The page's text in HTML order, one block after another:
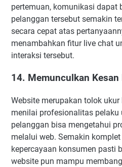
pertemuan, komunikasi dapat
pelanggan tersebut semakin
secara cepat atas
menambahkan fitur live chat
interaksi tersebut.
14. Memunculkan Kesan
Website merupakan tolok
menilai profesionalitas pelaku
pelanggan bisa mengetahui
melalui web. Semakin
kepercayaan konsumen pasti
website pun mampu